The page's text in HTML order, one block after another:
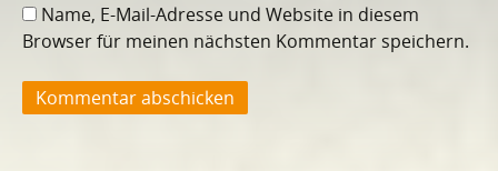
Name, E-Mail-Adresse und Website in diesem
Browser für meinen nächsten Kommentar speichern.